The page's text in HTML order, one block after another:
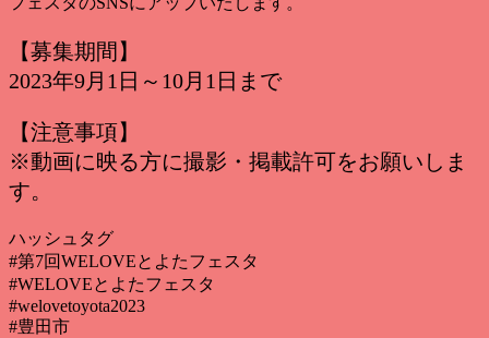
【募集期間】
2023年9月1日～10月1日まで
【注意事項】
※動画に映る方に撮影・掲載許可をお願いしま
す。
ハッシュタグ
#第7回WELOVEとよたフェスタ
#WELOVEとよたフェスタ
#welovetoyota2023
#豊田市